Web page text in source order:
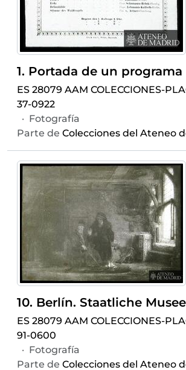
ES 28079 AAM COLECCIONES-
37-0922
· Fotografía
Parte de Colecciones del Ateneo
ES 28079 AAM COLECCIONES-
91-0600
· Fotografía
Parte de Colecciones del Ateneo